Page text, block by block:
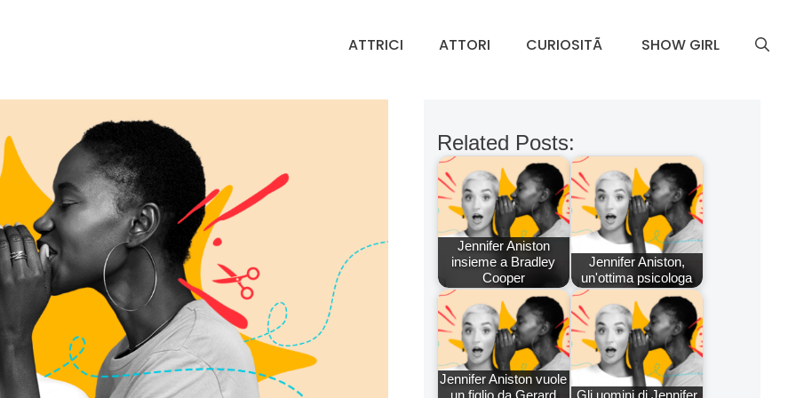
ATTRICI ATTORI CURIOSITÃ SHOW GIRL
Related Posts:
Jennifer Aniston
insieme a Bradley
Cooper
Jennifer Aniston,
un'ottima psicologa
Jennifer Aniston vuole